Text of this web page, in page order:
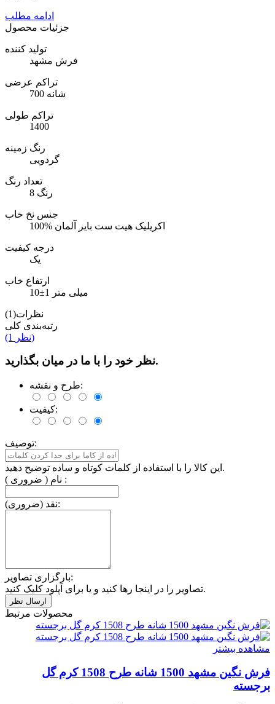
ادامه مطلب
جزئیات محصول
تولید کننده
فرش مشهد
تراکم عرضی
700 شانه
تراکم طولی
1400
رنگ زمینه
گردویی
تعداد رنگ
8 رنگ
جنس نخ خاب
100% اکریلیک هیت ست بایر آلمان
درجه کیفیت
یک
ارتفاع خاب
10±1 میلی متر
نظرات(1)
رتبه‌بندی کلی
(1 نظر)
نظر خود را با ما در میان بگذارید.
طرح و نقشه:
کیفیت:
توصیف:
این کالا را با استفاده از کلمات کوتاه و ساده توضیح دهید.
نام ( ضروری ) :
نقد (ضروری):
بارگزاری تصاویر:
تصاویر را در اینجا رها کنید و یا برای آپلود کلیک کنید.
محصولات مرتبط
مشاهده بیشتر
فرش نگین مشهد 1500 شانه طرح 1508 کرم گل
برجسته